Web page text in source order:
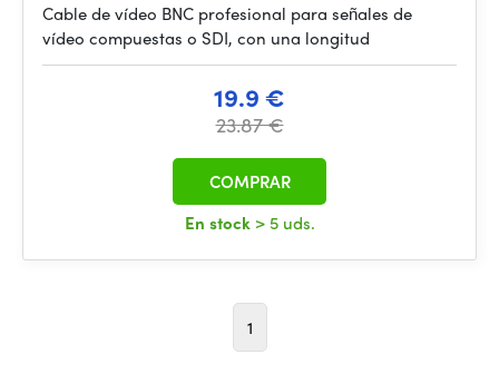
Cable de vídeo BNC profesional para señales de
vídeo compuestas o SDI, con una longitud
19.9 €
23.87 €
En stock > 5 uds.
COMPRAR
1